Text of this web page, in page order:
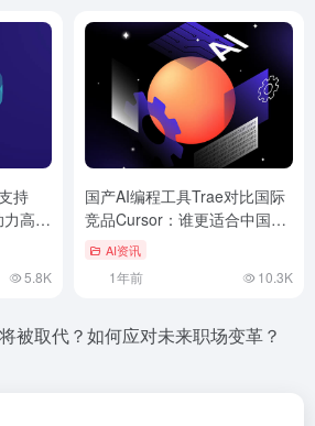
持
高效
5.8K
国产AI编程工具Trae对比国际
竞品Cursor：谁更适合中国开
发者？
AI资讯
1年前 10.3K
被取代？如何应对未来职场变革？